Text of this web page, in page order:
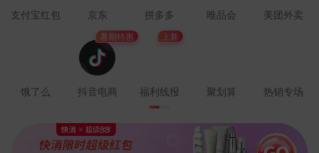
用户137****4309在8分钟前下单成功
用户177****3337在4分钟前下单成功
用户186****4496在8分钟前下单成功
用户176****3711在3分钟前下单成功
用户186****6868在3分钟前下单成功
用户152****5303在2分钟前下单成功
支付宝红包 京东 拼多多 唯品会 美团外卖
饿了么 抖音电商
暑期特惠
福利线报
上新
聚划算 热销专场